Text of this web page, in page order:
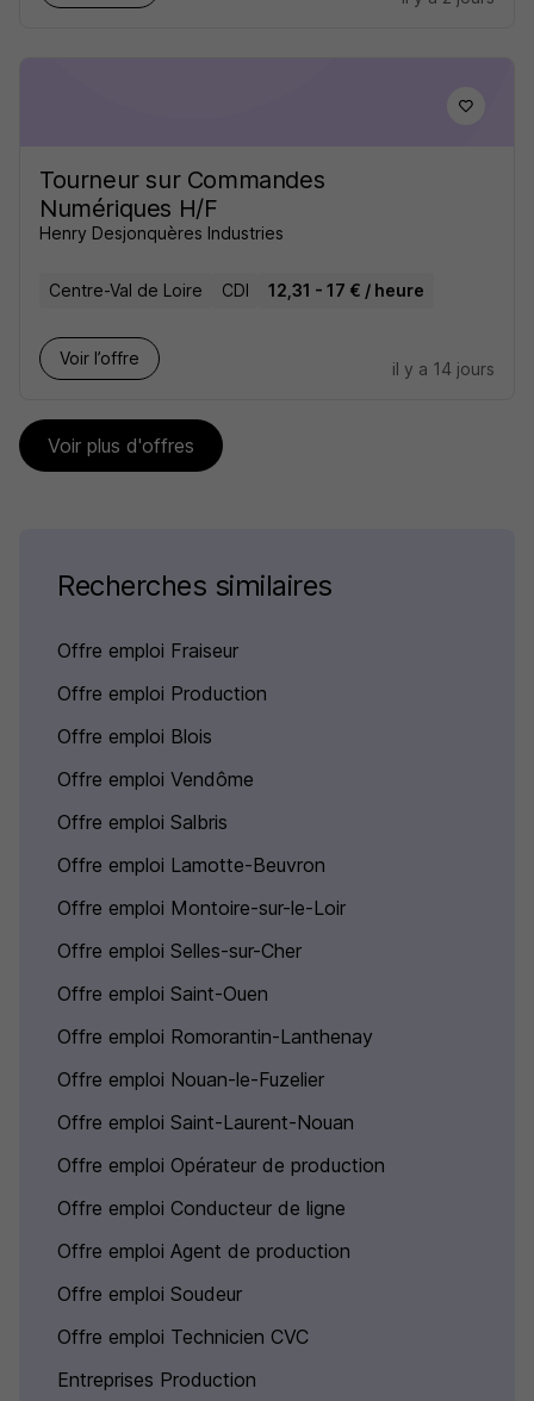
Tourneur sur Commandes
Numériques H/F
Henry Desjonquères Industries
Centre-Val de Loire CDI 12,31 - 17 € / heure
Voir l’offre
il y a 14 jours
Voir plus d'offres
Recherches similaires
Offre emploi Fraiseur
Offre emploi Production
Offre emploi Blois
Offre emploi Vendôme
Offre emploi Salbris
Offre emploi Lamotte-Beuvron
Offre emploi Montoire-sur-le-Loir
Offre emploi Selles-sur-Cher
Offre emploi Saint-Ouen
Offre emploi Romorantin-Lanthenay
Offre emploi Nouan-le-Fuzelier
Offre emploi Saint-Laurent-Nouan
Offre emploi Opérateur de production
Offre emploi Conducteur de ligne
Offre emploi Agent de production
Offre emploi Soudeur
Offre emploi Technicien CVC
Entreprises Production